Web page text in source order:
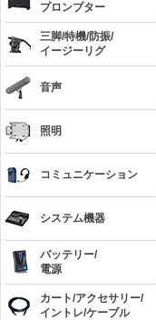
プロンプター
三脚/特機/防振/
イージーリグ
音声
照明
コミュニケーション
システム機器
バッテリー/
電源
カート/アクセサリー/
イントレ/ケーブル